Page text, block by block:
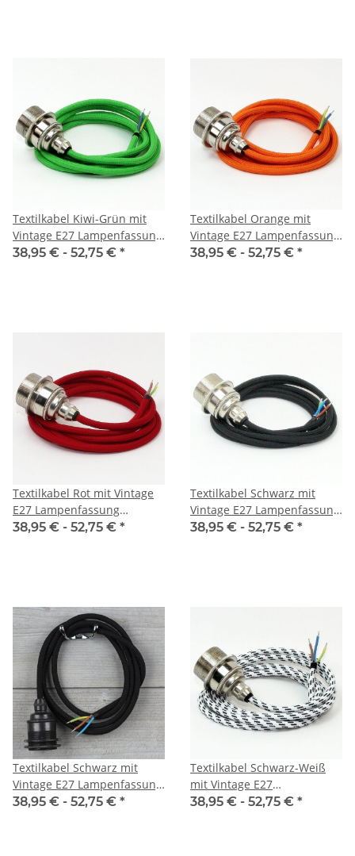
Textilkabel Kiwi-Grün mit
Vintage E27 Lampenfassung
Messing vernickelt und 2
38,95 € - 52,75 € *
Textilkabel Orange mit
Vintage E27 Lampenfassung
Messing vernickelt und 2
38,95 € - 52,75 € *
Textilkabel Rot mit Vintage
E27 Lampenfassung
Messing vernickelt und 2
38,95 € - 52,75 € *
Textilkabel Schwarz mit
Vintage E27 Lampenfassung
Messing vernickelt und 2
38,95 € - 52,75 € *
Textilkabel Schwarz mit
Vintage E27 Lampenfassung
Metall Tiffany und 2
38,95 € - 52,75 € *
Textilkabel Schwarz-Weiß
mit Vintage E27
Lampenfassung Messing
38,95 € - 52,75 € *